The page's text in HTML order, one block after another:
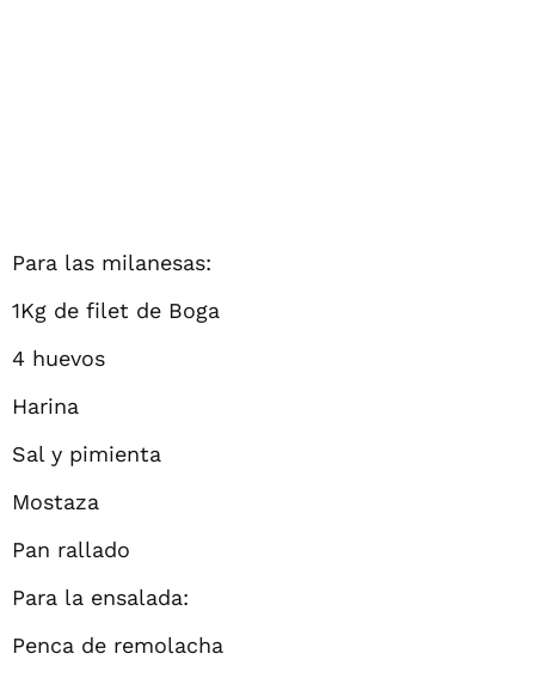
Para las milanesas:
1Kg de filet de Boga
4 huevos
Harina
Sal y pimienta
Mostaza
Pan rallado
Para la ensalada:
Penca de remolacha